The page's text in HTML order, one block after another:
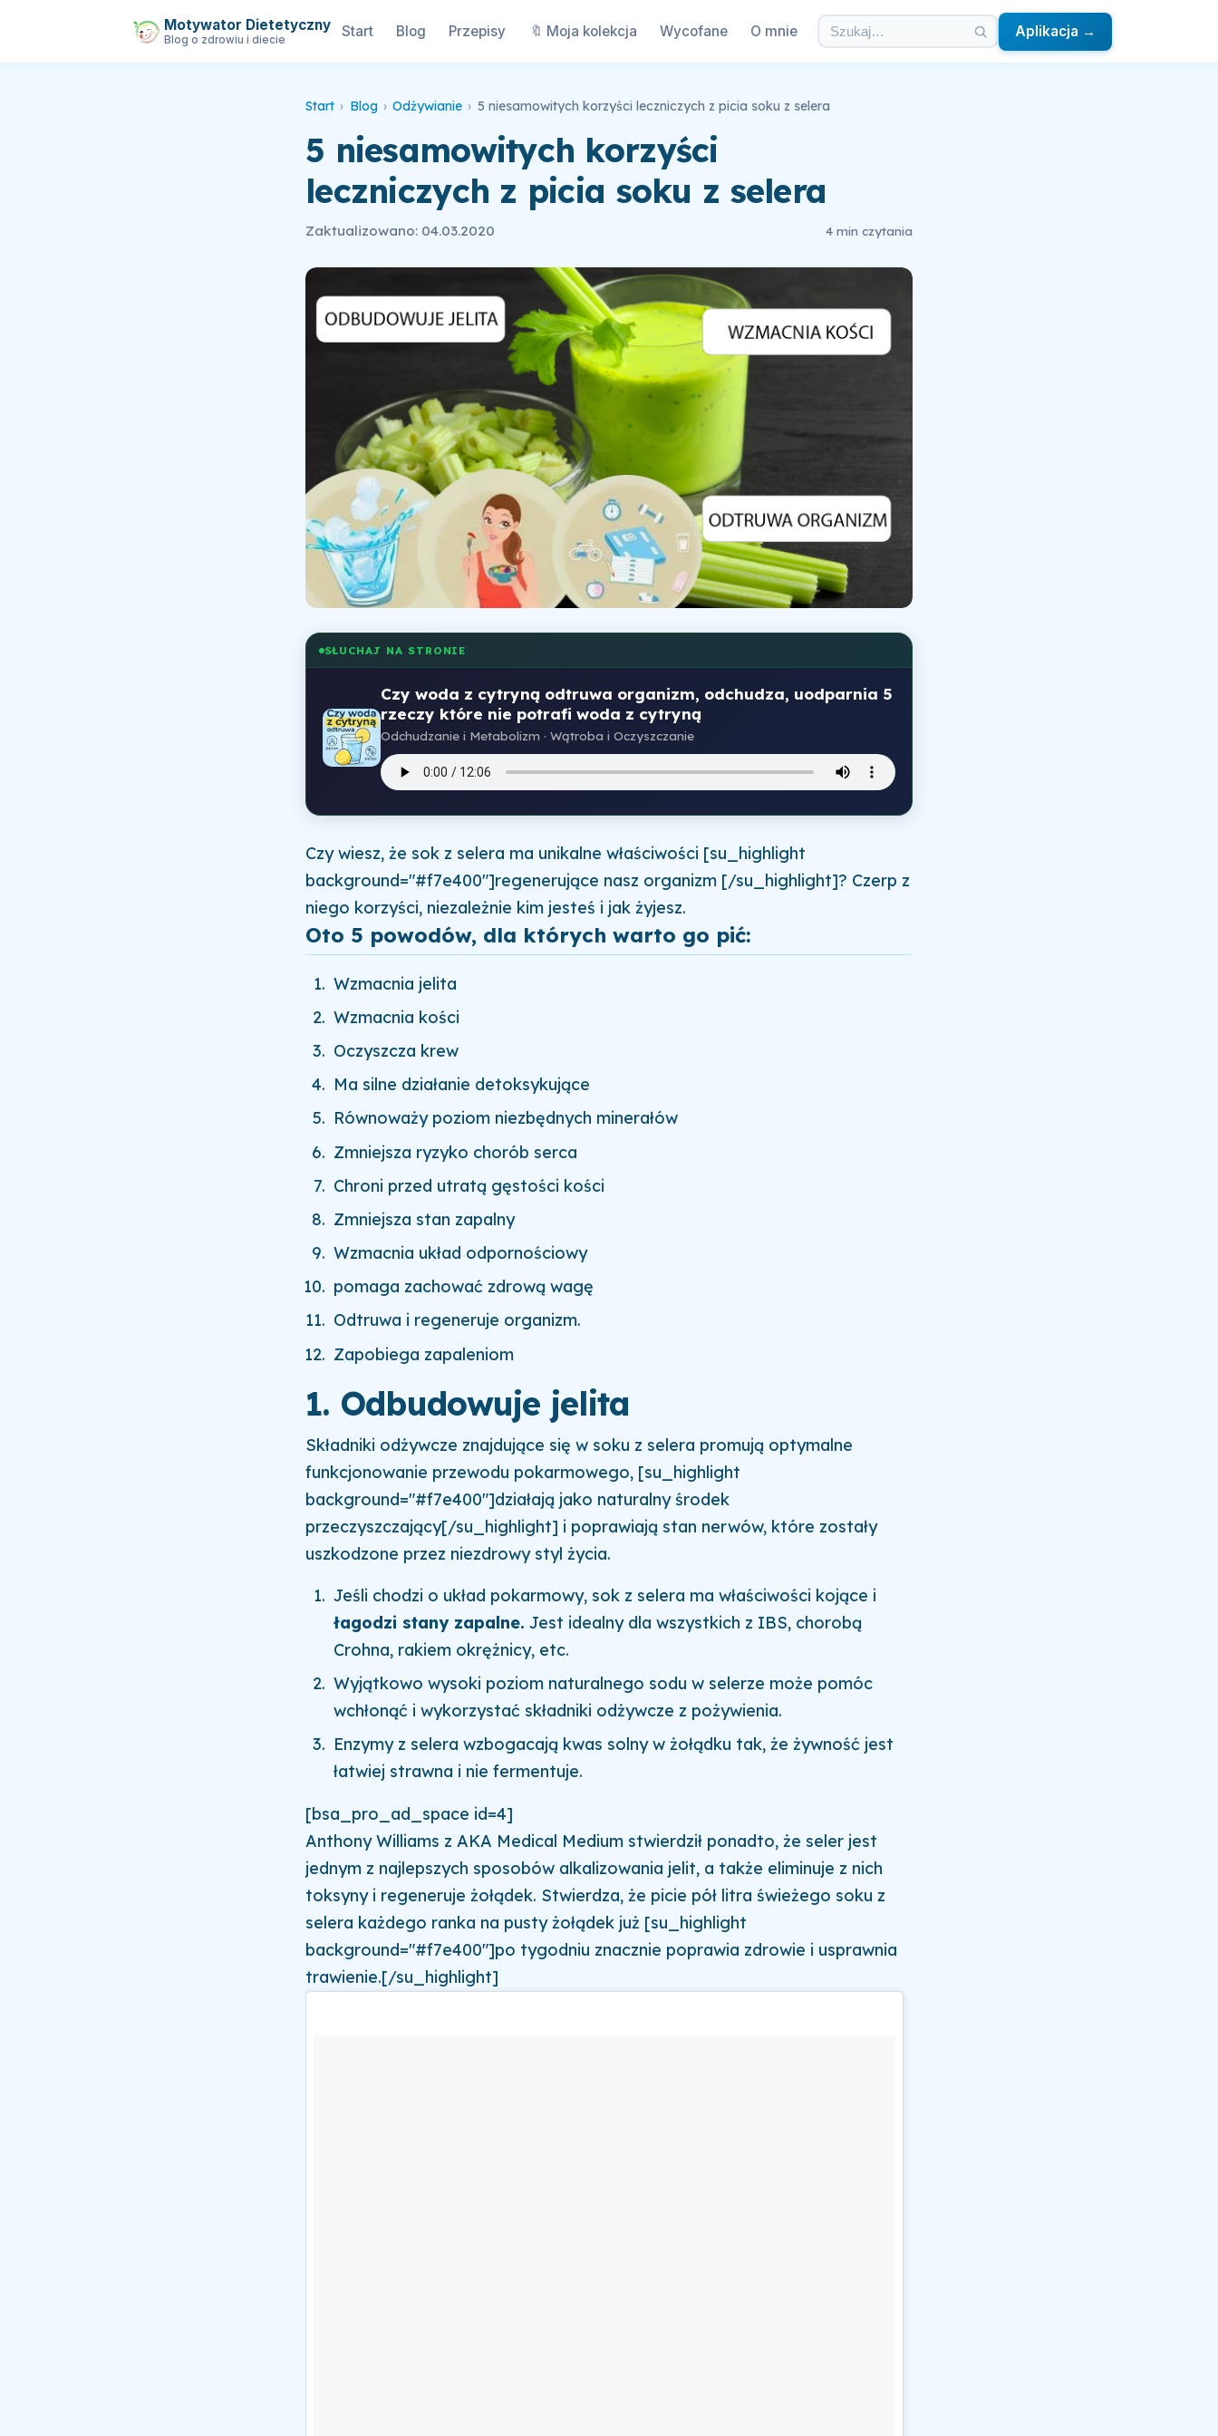
Motywator Dietetyczny
Blog o zdrowiu i diecie Start Blog Przepisy 🔖 Moja kolekcja Wycofane O mnie Aplikacja →
Start › Blog › Odżywianie › 5 niesamowitych korzyści leczniczych z picia soku z selera
5 niesamowitych korzyści
leczniczych z picia soku z selera
Zaktualizowano: 04.03.2020 4 min czytania
SŁUCHAJ NA STRONIE
Czy woda z cytryną odtruwa organizm, odchudza, uodparnia 5
rzeczy które nie potrafi woda z cytryną
Odchudzanie i Metabolizm · Wątroba i Oczyszczanie
Czy wiesz, że sok z selera ma unikalne właściwości [su_highlight
background="#f7e400"]regenerujące nasz organizm [/su_highlight]? Czerp z
niego korzyści, niezależnie kim jesteś i jak żyjesz.
Oto 5 powodów, dla których warto go pić:
Wzmacnia jelita
Wzmacnia kości
Oczyszcza krew
Ma silne działanie detoksykujące
Równoważy poziom niezbędnych minerałów
Zmniejsza ryzyko chorób serca
Chroni przed utratą gęstości kości
Zmniejsza stan zapalny
Wzmacnia układ odpornościowy
pomaga zachować zdrową wagę
Odtruwa i regeneruje organizm.
Zapobiega zapaleniom
1. Odbudowuje jelita
Składniki odżywcze znajdujące się w soku z selera promują optymalne
funkcjonowanie przewodu pokarmowego, [su_highlight
background="#f7e400"]działają jako naturalny środek
przeczyszczający[/su_highlight] i poprawiają stan nerwów, które zostały
uszkodzone przez niezdrowy styl życia.
Jeśli chodzi o układ pokarmowy, sok z selera ma właściwości kojące i
łagodzi stany zapalne. Jest idealny dla wszystkich z IBS, chorobą
Crohna, rakiem okrężnicy, etc.
Wyjątkowo wysoki poziom naturalnego sodu w selerze może pomóc
wchłonąć i wykorzystać składniki odżywcze z pożywienia.
Enzymy z selera wzbogacają kwas solny w żołądku tak, że żywność jest
łatwiej strawna i nie fermentuje.
[bsa_pro_ad_space id=4]
Anthony Williams z AKA Medical Medium stwierdził ponadto, że seler jest
jednym z najlepszych sposobów alkalizowania jelit, a także eliminuje z nich
toksyny i regeneruje żołądek. Stwierdza, że picie pół litra świeżego soku z
selera każdego ranka na pusty żołądek już [su_highlight
background="#f7e400"]po tygodniu znacznie poprawia zdrowie i usprawnia
trawienie.[/su_highlight]